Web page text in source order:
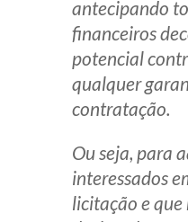
antecipando
financeiros
potencial
qualquer
contratação.
Ou seja, para
interessados
licitação e que